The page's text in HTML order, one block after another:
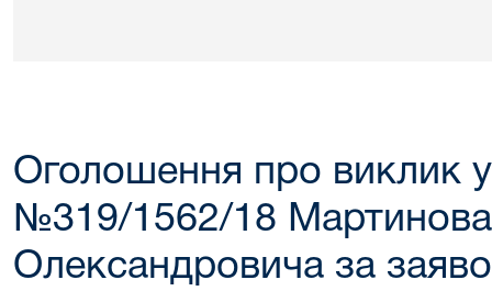
Оголошення про виклик
№319/1562/18
Олександровича за